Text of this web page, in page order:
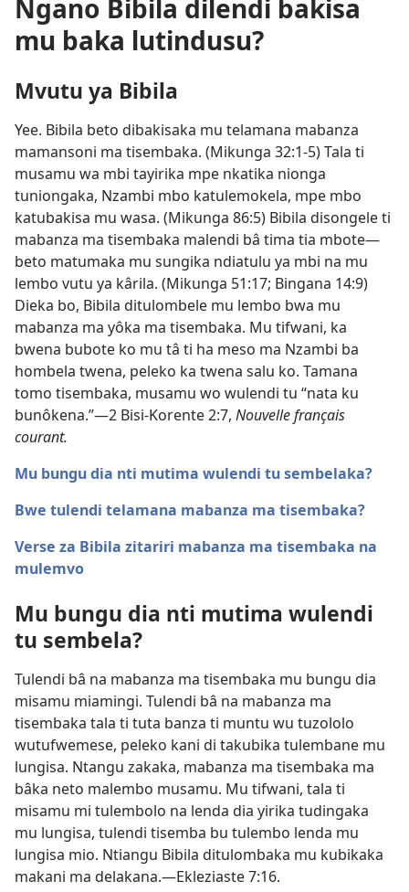
Ngano Bibila dilendi bakisa
mu baka lutindusu?
Mvutu ya Bibila
Yee. Bibila beto dibakisaka mu telamana mabanza
mamansoni ma tisembaka. (Mikunga 32:1-5) Tala ti
musamu wa mbi tayirika mpe nkatika nionga
tuniongaka, Nzambi mbo katulemokela, mpe mbo
katubakisa mu wasa. (Mikunga 86:5) Bibila disongele ti
mabanza ma tisembaka malendi bâ tima tia mbote—
beto matumaka mu sungika ndiatulu ya mbi na mu
lembo vutu ya kârila. (Mikunga 51:17; Bingana 14:9)
Dieka bo, Bibila ditulombele mu lembo bwa mu
mabanza ma yôka ma tisembaka. Mu tifwani, ka
bwena bubote ko mu tâ ti ha meso ma Nzambi ba
hombela twena, peleko ka twena salu ko. Tamana
tomo tisembaka, musamu wo wulendi tu “nata ku
bunôkena.”—2 Bisi-Korente 2:7, Nouvelle français
courant.
Mu bungu dia nti mutima wulendi tu sembelaka?
Bwe tulendi telamana mabanza ma tisembaka?
Verse za Bibila zitariri mabanza ma tisembaka na
mulemvo
Mu bungu dia nti mutima wulendi
tu sembela?
Tulendi bâ na mabanza ma tisembaka mu bungu dia
misamu miamingi. Tulendi bâ na mabanza ma
tisembaka tala ti tuta banza ti muntu wu tuzololo
wutufwemese, peleko kani di takubika tulembane mu
lungisa. Ntangu zakaka, mabanza ma tisembaka ma
bâka neto malembo musamu. Mu tifwani, tala ti
misamu mi tulembolo na lenda dia yirika tudingaka
mu lungisa, tulendi tisemba bu tulembo lenda mu
lungisa mio. Ntiangu Bibila ditulombaka mu kubikaka
makani ma delakana.​—Ekleziaste 7:16.